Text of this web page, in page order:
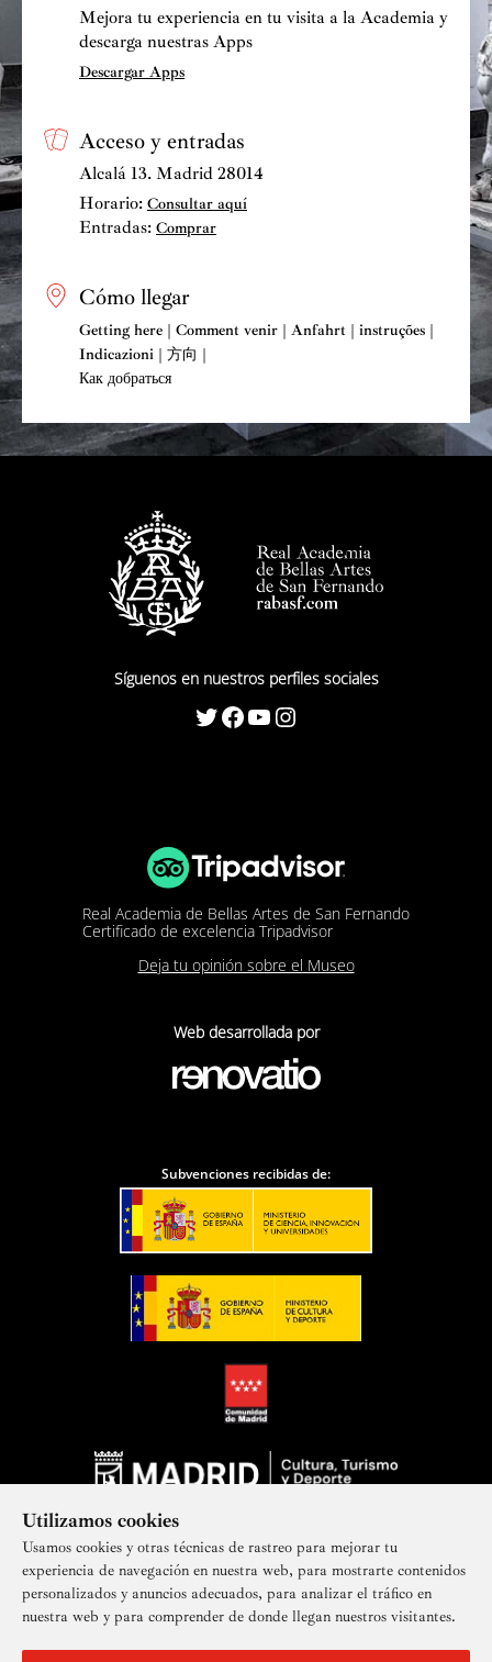
Utilizamos cookies
Usamos cookies y otras técnicas de rastreo para mejorar tu
experiencia de navegación en nuestra web, para mostrarte contenidos
personalizados y anuncios adecuados, para analizar el tráfico en
nuestra web y para comprender de donde llegan nuestros visitantes.
Mejora tu experiencia en tu visita a la Academia y
descarga nuestras Apps
Descargar Apps
Acceso y entradas
Alcalá 13. Madrid 28014
Horario: Consultar aquí
Entradas: Comprar
Cómo llegar
Getting here | Comment venir | Anfahrt | instruções |
Indicazioni | 方向 |
Как добраться
Síguenos en nuestros perfiles sociales
Twitter Facebook YouTube Instagram
Real Academia de Bellas Artes de San Fernando
Certificado de excelencia Tripadvisor
Deja tu opinión sobre el Museo
Web desarrollada por
Subvenciones recibidas de:
Suscríbete a nuestra newsletter